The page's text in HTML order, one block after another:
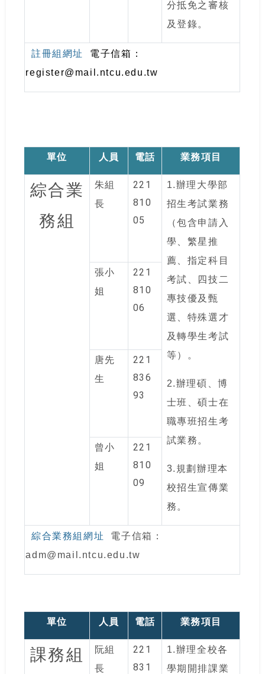
分抵免之審核
及登錄。
註冊組網址
電子信箱：
register@mail.ntcu.edu.tw
單位 人員 電話 業務項目
綜合業
務組
朱組
長
221
810
05
1.辦理大學部
招生考試業務
（包含申請入
學、繁星推
薦、指定科目
考試、四技二
專技優及甄
選、特殊選才
及轉學生考試
等）。
2.辦理碩、博
士班、碩士在
職專班招生考
試業務。
3. 規劃辦理本
校招生宣傳業
務。
張小
姐
221
810
06
唐先
生
221
836
93
曾小
姐
221
810
09
綜合業務組網址
電子信箱：
adm@mail.ntcu.edu.tw
單位 人員 電話 業務項目
課務組
阮組
長
221
831
1.辦理全校各
學期開排課業